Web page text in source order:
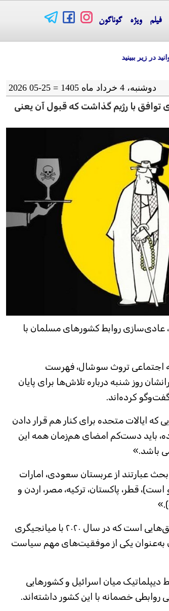
فیلم ویژه گوناگون
زیر ببینید
دوشنبه، 4 خرداد ماه 1405 = 25-05 2026
توافق با رژیم گذاشت که قبول آن یعنی
عادی‌سازی روابط کشورهای مسلمان با
اجتماعی تروث سوشال، فهرست
روز شنبه درباره تلاش‌ها برای پایان
گفت‌وگو کرده‌اند.
که ایالات متحده برای کنار هم قرار دادن
باید دست‌کم امضای هم‌زمان همه این
باشد.»
عبارتند از عربستان سعودی، امارات
قطر، پاکستان، ترکیه، مصر، اردن و
«پیمان ابراهیم» مجموعه توافق‌هایی است که در سال ۲۰۲۰ با میانجیگری
به‌عنوان یکی از موفقیت‌های مهم سیاست
دیپلماتیک میان اسرائیل و کشورهایی
خصمانه با این کشور داشته‌اند.